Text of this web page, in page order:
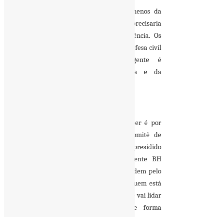
Vale lembrar que a cidade tem menos da
metade de agentes públicos que ela precisaria
para enfrentar situações de emergência. Os
bombeiros e os poucos agentes da defesa civil
se desdobram, mas o contingente é
insignificante diante da demanda e da
O que todo cidadão gostaria de saber é por
onde anda e como funciona o “comitê de
crises” criado a menos de 6 meses e presidido
pelo brilhante presidente da eficiente BH
Trans? O que os homens que respondem pelo
Prefeito estão fazendo para acudir quem está
no meio do caos? Até quando a cidade vai lidar
com situações de emergência de forma